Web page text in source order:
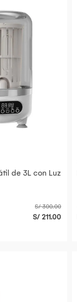
de 3L con Luz
S/ 300.00
S/ 211.00